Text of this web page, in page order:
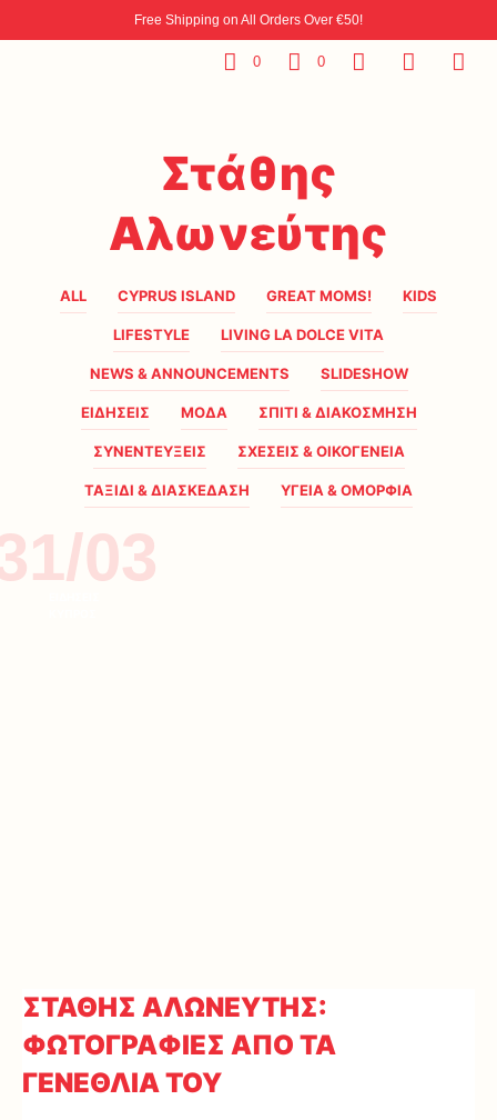
Free Shipping on All Orders Over €50!
0 0
Στάθης
Αλωνεύτης
ALL CYPRUS ISLAND GREAT MOMS! KIDS
LIFESTYLE LIVING LA DOLCE VITA
NEWS & ANNOUNCEMENTS SLIDESHOW
ΕΙΔΗΣΕΙΣ ΜΟΔΑ ΣΠΙΤΙ & ΔΙΑΚΟΣΜΗΣΗ
ΣΥΝΕΝΤΕΥΞΕΙΣ ΣΧΕΣΕΙΣ & ΟΙΚΟΓΕΝΕΙΑ
ΤΑΞΙΔΙ & ΔΙΑΣΚΕΔΑΣΗ ΥΓΕΙΑ & ΟΜΟΡΦΙΑ
03
ΣΤΑΘΗΣ ΑΛΩΝΕΥΤΗΣ:
ΦΩΤΟΓΡΑΦΙΕΣ ΑΠΟ ΤΑ
ΓΕΝΕΘΛΙΑ ΤΟΥ